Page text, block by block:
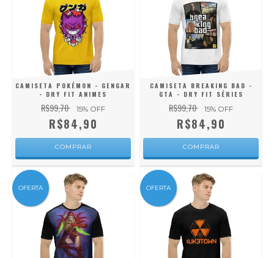
CAMISETA POKÉMON - GENGAR
- DRY FIT ANIMES
R$99,70 15% OFF
R$84,90
COMPRAR
CAMISETA BREAKING BAD -
GTA - DRY FIT SÉRIES
R$99,70 15% OFF
R$84,90
COMPRAR
OFERTA OFERTA